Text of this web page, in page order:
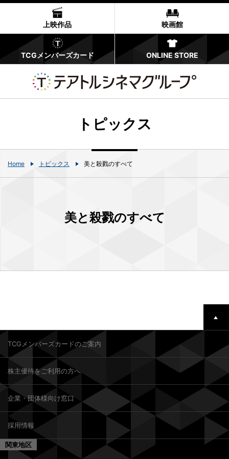
上映作品 映画館
TCGメンバーズカード ONLINE STORE
トピックス
Home トピックス 美と殺戮のすべて
美と殺戮のすべて
TCGメンバーズカードのご案内
株主優待をご利用の方へ
企業・団体様向け窓口
採用情報
関東地区